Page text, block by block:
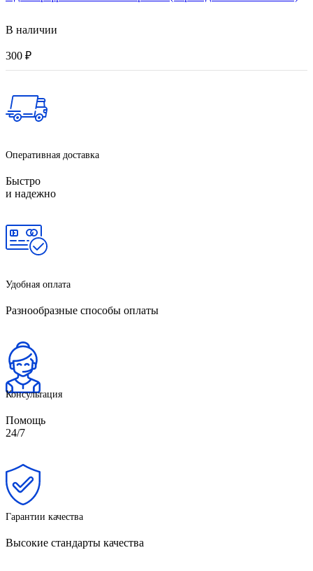
В наличии
300 ₽
Оперативная доставка
Быстро
и надежно
Удобная оплата
Разнообразные способы оплаты
Консультация
Помощь
24/7
Гарантии качества
Высокие стандарты качества